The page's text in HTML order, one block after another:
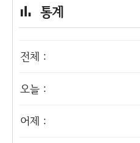
통계
전체 :
오늘 :
어제 :